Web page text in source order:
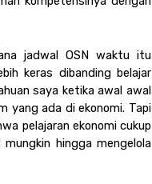
jadwal OSN waktu itu
keras dibanding belajar
saya ketika awal awal
yang ada di ekonomi. Tapi
hingga mengelola